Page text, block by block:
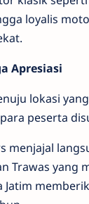
loyalis
Apresiasi
lokasi
peserta
menjajal
Trawas yang
Jatim